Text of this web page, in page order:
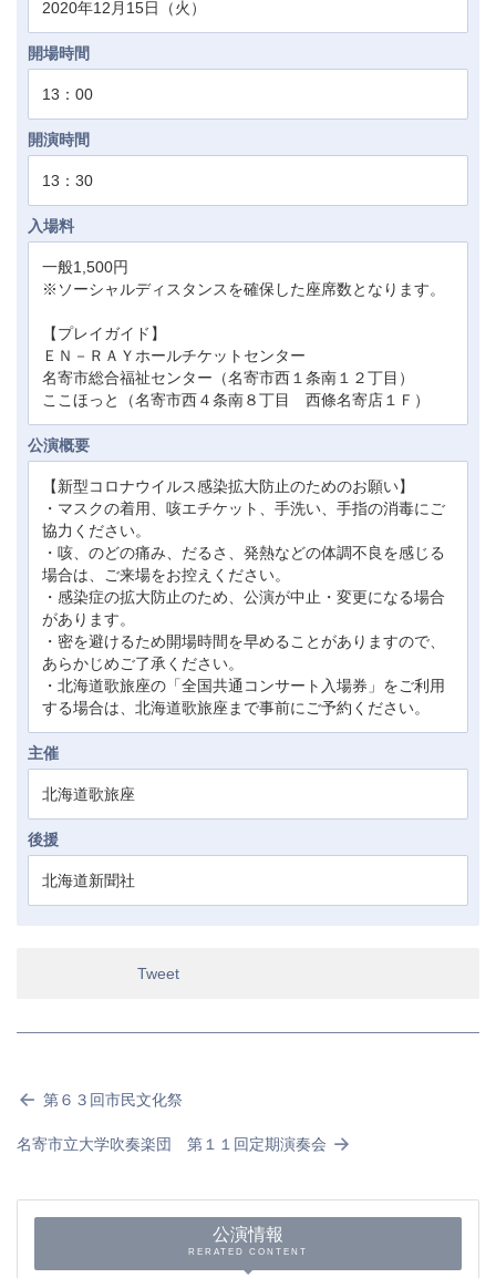
2020年12月15日（火）
開場時間
13：00
開演時間
13：30
入場料
一般1,500円
※ソーシャルディスタンスを確保した座席数となります。
【プレイガイド】
ＥＮ－ＲＡＹホールチケットセンター
名寄市総合福祉センター（名寄市西１条南１２丁目）
ここほっと（名寄市西４条南８丁目 西條名寄店１Ｆ）
公演概要
【新型コロナウイルス感染拡大防止のためのお願い】
・マスクの着用、咳エチケット、手洗い、手指の消毒にご
協力ください。
・咳、のどの痛み、だるさ、発熱などの体調不良を感じる
場合は、ご来場をお控えください。
・感染症の拡大防止のため、公演が中止・変更になる場合
があります。
・密を避けるため開場時間を早めることがありますので、
あらかじめご了承ください。
・北海道歌旅座の「全国共通コンサート入場券」をご利用
する場合は、北海道歌旅座まで事前にご予約ください。
主催
北海道歌旅座
後援
北海道新聞社
Tweet
第６３回市民文化祭
名寄市立大学吹奏楽団 第１１回定期演奏会
公演情報
RERATED CONTENT